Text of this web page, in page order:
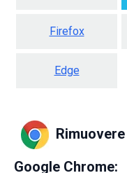
Firefox
Edge
Google Chrome: